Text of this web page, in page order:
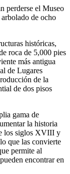
perderse el Museo
de ocho
históricas,
roca de 5,000 pies
más antigua
de Lugares
de la
de dos pisos
gama de
la historia
los siglos XVIII y
que las convierte
permite al
encontrar en